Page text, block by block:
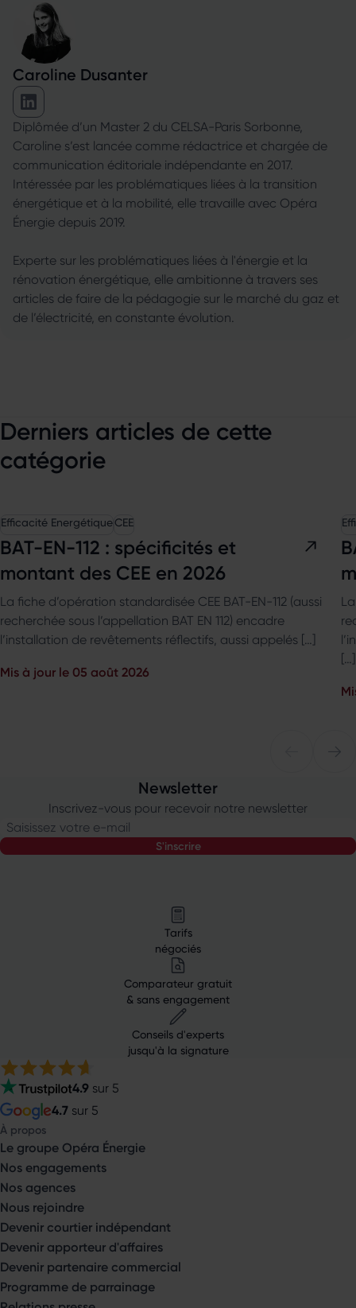
Caroline Dusanter
Caroline Dusanter sur Linkedin
Diplômée d’un Master 2 du CELSA-Paris Sorbonne,
Caroline s’est lancée comme rédactrice et chargée de
communication éditoriale indépendante en 2017.
Intéressée par les problématiques liées à la transition
énergétique et à la mobilité, elle travaille avec Opéra
Énergie depuis 2019.
Experte sur les problématiques liées à l'énergie et la
rénovation énergétique, elle ambitionne à travers ses
articles de faire de la pédagogie sur le marché du gaz et
de l’électricité, en constante évolution.
Derniers articles de cette
catégorie
Efficacité EnergétiqueCEE
BAT-EN-112 : spécificités et
montant des CEE en 2026
La fiche d’opération standardisée CEE BAT-EN-112 (aussi
recherchée sous l’appellation BAT EN 112) encadre
l’installation de revêtements réflectifs, aussi appelés […]
Mis à jour le 05 août 2026
[…]
Newsletter
Inscrivez-vous pour recevoir notre newsletter
Saisissez votre e-mail
s'inscrire
Tarifs
négociés
Comparateur gratuit
& sans engagement
Conseils d'experts
jusqu'à la signature
4.9 sur 5
4.7 sur 5
À propos
Le groupe Opéra Énergie
Nos engagements
Nos agences
Nous rejoindre
Devenir courtier indépendant
Devenir apporteur d'affaires
Devenir partenaire commercial
Programme de parrainage